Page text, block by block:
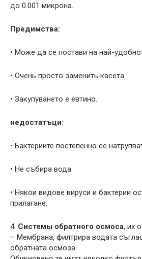
до 0.001 микрона.
Предимства:
• Може да се постави на най-
• Очень просто заменить касета.
• Закупуването е евтино.
недостатъци:
• Бактериите постепенно се
• Не събира вода.
• Някои видове вируси и бактерии
прилагане.
4. Системы обратного осмоса, их
– Мембрана, филтрира водата
обратната осмоза.